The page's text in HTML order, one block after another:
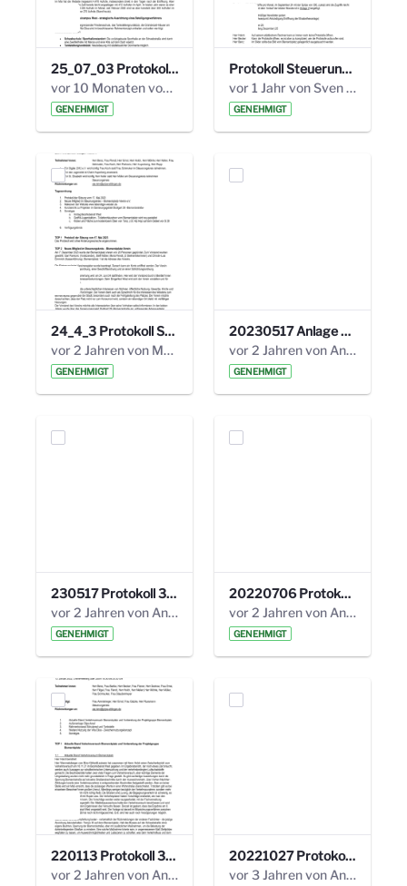
25_07_03 Protokoll Steuerungskreis.pdf
vor 10 Monaten von Alexander Orlowski
GENEHMIGT
Protokoll Steuerungskreis_06.02.2025 .pdf
vor 1 Jahr von Sven Hitzler
GENEHMIGT
24_4_3 Protokoll Steuerungskreis.pdf
vor 2 Jahren von Marcel Eckert
GENEHMIGT
20230517 Anlage 1_35. Steuerungskreis.pdf
vor 2 Jahren von Anni Schlumberger
GENEHMIGT
230517 Protokoll 35. Steuerungskreis.pdf
vor 2 Jahren von Anni Schlumberger
GENEHMIGT
20220706 Protokoll 33. Steuerungskreis.pdf
vor 2 Jahren von Anni Schlumberger
GENEHMIGT
220113 Protokoll 32. Steuerungskreis.pdf
vor 2 Jahren von Anni Schlumberger
20221027 Protokoll 34. Steuerungskreis.pdf
vor 3 Jahren von Anni Schlumberger